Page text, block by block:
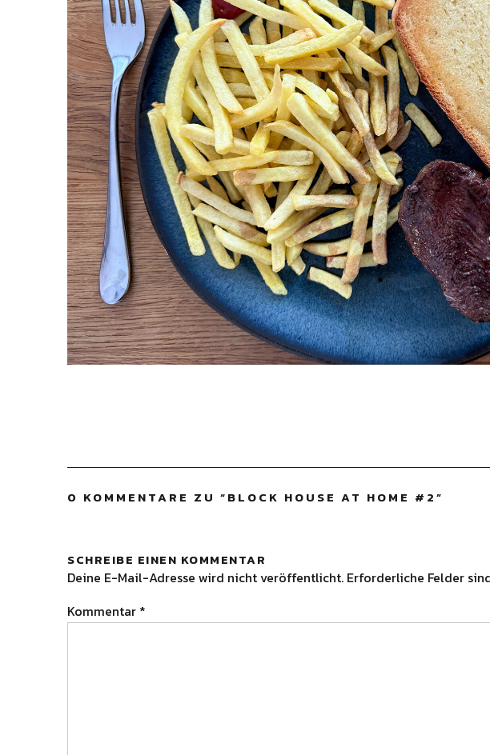
0 KOMMENTARE ZU “BLOCK HOUSE AT HOME #2”
SCHREIBE EINEN KOMMENTAR
Deine E-Mail-Adresse wird nicht veröffentlicht. Erforderliche Felder
Kommentar *